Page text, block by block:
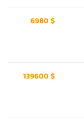
6980 $
139600 $